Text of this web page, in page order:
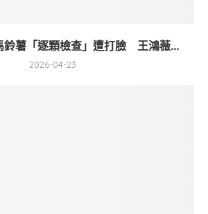
鈴薯「逐顆檢查」遭打臉 王鴻薇...
2026-04-23